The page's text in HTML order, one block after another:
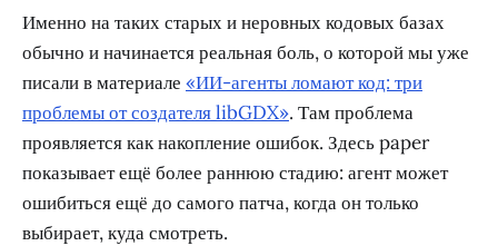
Именно на таких старых и неровных кодовых базах
обычно и начинается реальная боль, о которой мы уже
писали в материале «ИИ-агенты ломают код: три
проблемы от создателя libGDX». Там проблема
проявляется как накопление ошибок. Здесь paper
показывает ещё более раннюю стадию: агент может
ошибиться ещё до самого патча, когда он только
выбирает, куда смотреть.